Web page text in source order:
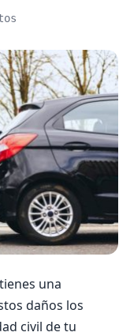
una
daños los
civil de tu